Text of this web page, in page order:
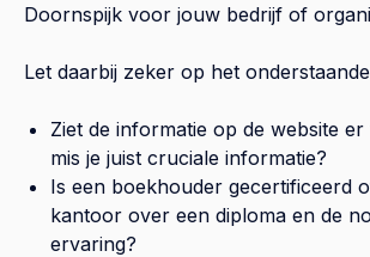
Doornspijk voor jouw bedrijf of
Let daarbij zeker op het
Ziet de informatie op de website
mis je juist cruciale informatie?
Is een boekhouder gecertificeerd
kantoor over een diploma en de
ervaring?